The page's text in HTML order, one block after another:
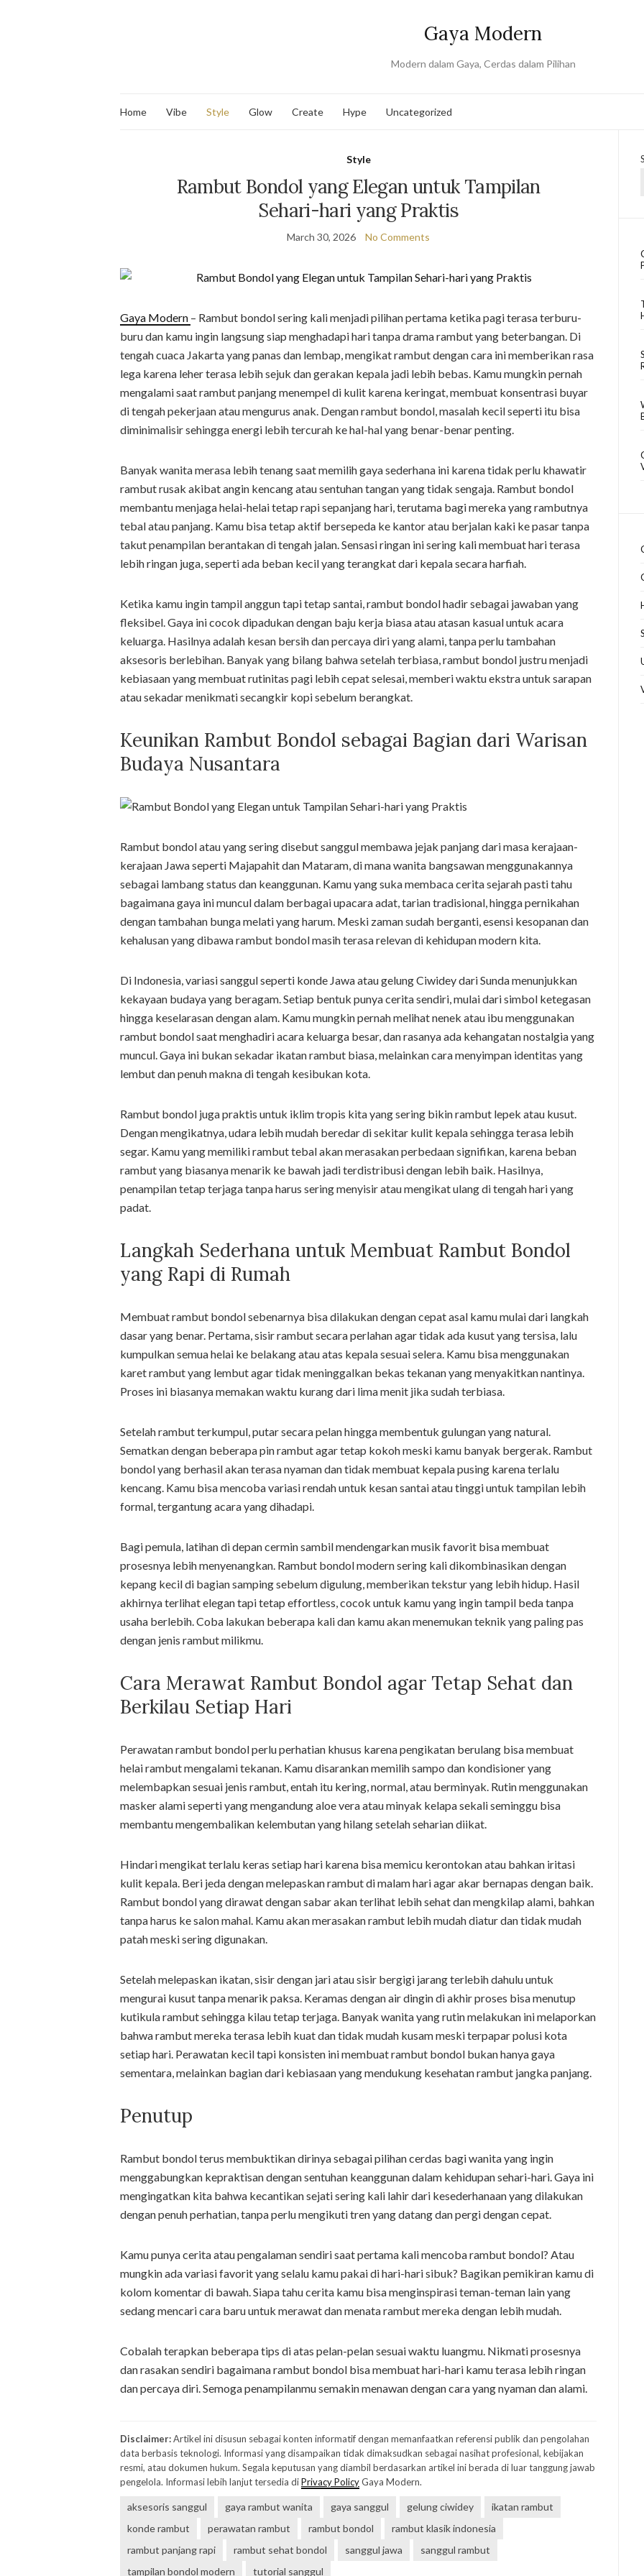
Gaya Modern
Modern dalam Gaya, Cerdas dalam Pilihan
Home Vibe Style Glow Create Hype Uncategorized
Style
Rambut Bondol yang Elegan untuk Tampilan
Sehari-hari yang Praktis
March 30, 2026 No Comments
Gaya Modern – Rambut bondol sering kali menjadi pilihan pertama ketika pagi terasa terburu-
buru dan kamu ingin langsung siap menghadapi hari tanpa drama rambut yang beterbangan. Di
tengah cuaca Jakarta yang panas dan lembap, mengikat rambut dengan cara ini memberikan rasa
lega karena leher terasa lebih sejuk dan gerakan kepala jadi lebih bebas. Kamu mungkin pernah
mengalami saat rambut panjang menempel di kulit karena keringat, membuat konsentrasi buyar
di tengah pekerjaan atau mengurus anak. Dengan rambut bondol, masalah kecil seperti itu bisa
diminimalisir sehingga energi lebih tercurah ke hal-hal yang benar-benar penting.
Banyak wanita merasa lebih tenang saat memilih gaya sederhana ini karena tidak perlu khawatir
rambut rusak akibat angin kencang atau sentuhan tangan yang tidak sengaja. Rambut bondol
membantu menjaga helai-helai tetap rapi sepanjang hari, terutama bagi mereka yang rambutnya
tebal atau panjang. Kamu bisa tetap aktif bersepeda ke kantor atau berjalan kaki ke pasar tanpa
takut penampilan berantakan di tengah jalan. Sensasi ringan ini sering kali membuat hari terasa
lebih ringan juga, seperti ada beban kecil yang terangkat dari kepala secara harfiah.
Ketika kamu ingin tampil anggun tapi tetap santai, rambut bondol hadir sebagai jawaban yang
fleksibel. Gaya ini cocok dipadukan dengan baju kerja biasa atau atasan kasual untuk acara
keluarga. Hasilnya adalah kesan bersih dan percaya diri yang alami, tanpa perlu tambahan
aksesoris berlebihan. Banyak yang bilang bahwa setelah terbiasa, rambut bondol justru menjadi
kebiasaan yang membuat rutinitas pagi lebih cepat selesai, memberi waktu ekstra untuk sarapan
atau sekadar menikmati secangkir kopi sebelum berangkat.
Keunikan Rambut Bondol sebagai Bagian dari Warisan
Budaya Nusantara
Rambut bondol atau yang sering disebut sanggul membawa jejak panjang dari masa kerajaan-
kerajaan Jawa seperti Majapahit dan Mataram, di mana wanita bangsawan menggunakannya
sebagai lambang status dan keanggunan. Kamu yang suka membaca cerita sejarah pasti tahu
bagaimana gaya ini muncul dalam berbagai upacara adat, tarian tradisional, hingga pernikahan
dengan tambahan bunga melati yang harum. Meski zaman sudah berganti, esensi kesopanan dan
kehalusan yang dibawa rambut bondol masih terasa relevan di kehidupan modern kita.
Di Indonesia, variasi sanggul seperti konde Jawa atau gelung Ciwidey dari Sunda menunjukkan
kekayaan budaya yang beragam. Setiap bentuk punya cerita sendiri, mulai dari simbol ketegasan
hingga keselarasan dengan alam. Kamu mungkin pernah melihat nenek atau ibu menggunakan
rambut bondol saat menghadiri acara keluarga besar, dan rasanya ada kehangatan nostalgia yang
muncul. Gaya ini bukan sekadar ikatan rambut biasa, melainkan cara menyimpan identitas yang
lembut dan penuh makna di tengah kesibukan kota.
Rambut bondol juga praktis untuk iklim tropis kita yang sering bikin rambut lepek atau kusut.
Dengan mengikatnya, udara lebih mudah beredar di sekitar kulit kepala sehingga terasa lebih
segar. Kamu yang memiliki rambut tebal akan merasakan perbedaan signifikan, karena beban
rambut yang biasanya menarik ke bawah jadi terdistribusi dengan lebih baik. Hasilnya,
penampilan tetap terjaga tanpa harus sering menyisir atau mengikat ulang di tengah hari yang
padat.
Langkah Sederhana untuk Membuat Rambut Bondol
yang Rapi di Rumah
Membuat rambut bondol sebenarnya bisa dilakukan dengan cepat asal kamu mulai dari langkah
dasar yang benar. Pertama, sisir rambut secara perlahan agar tidak ada kusut yang tersisa, lalu
kumpulkan semua helai ke belakang atau atas kepala sesuai selera. Kamu bisa menggunakan
karet rambut yang lembut agar tidak meninggalkan bekas tekanan yang menyakitkan nantinya.
Proses ini biasanya memakan waktu kurang dari lima menit jika sudah terbiasa.
Setelah rambut terkumpul, putar secara pelan hingga membentuk gulungan yang natural.
Sematkan dengan beberapa pin rambut agar tetap kokoh meski kamu banyak bergerak. Rambut
bondol yang berhasil akan terasa nyaman dan tidak membuat kepala pusing karena terlalu
kencang. Kamu bisa mencoba variasi rendah untuk kesan santai atau tinggi untuk tampilan lebih
formal, tergantung acara yang dihadapi.
Bagi pemula, latihan di depan cermin sambil mendengarkan musik favorit bisa membuat
prosesnya lebih menyenangkan. Rambut bondol modern sering kali dikombinasikan dengan
kepang kecil di bagian samping sebelum digulung, memberikan tekstur yang lebih hidup. Hasil
akhirnya terlihat elegan tapi tetap effortless, cocok untuk kamu yang ingin tampil beda tanpa
usaha berlebih. Coba lakukan beberapa kali dan kamu akan menemukan teknik yang paling pas
dengan jenis rambut milikmu.
Cara Merawat Rambut Bondol agar Tetap Sehat dan
Berkilau Setiap Hari
Perawatan rambut bondol perlu perhatian khusus karena pengikatan berulang bisa membuat
helai rambut mengalami tekanan. Kamu disarankan memilih sampo dan kondisioner yang
melembapkan sesuai jenis rambut, entah itu kering, normal, atau berminyak. Rutin menggunakan
masker alami seperti yang mengandung aloe vera atau minyak kelapa sekali seminggu bisa
membantu mengembalikan kelembutan yang hilang setelah seharian diikat.
Hindari mengikat terlalu keras setiap hari karena bisa memicu kerontokan atau bahkan iritasi
kulit kepala. Beri jeda dengan melepaskan rambut di malam hari agar akar bernapas dengan baik.
Rambut bondol yang dirawat dengan sabar akan terlihat lebih sehat dan mengkilap alami, bahkan
tanpa harus ke salon mahal. Kamu akan merasakan rambut lebih mudah diatur dan tidak mudah
patah meski sering digunakan.
Setelah melepaskan ikatan, sisir dengan jari atau sisir bergigi jarang terlebih dahulu untuk
mengurai kusut tanpa menarik paksa. Keramas dengan air dingin di akhir proses bisa menutup
kutikula rambut sehingga kilau tetap terjaga. Banyak wanita yang rutin melakukan ini melaporkan
bahwa rambut mereka terasa lebih kuat dan tidak mudah kusam meski terpapar polusi kota
setiap hari. Perawatan kecil tapi konsisten ini membuat rambut bondol bukan hanya gaya
sementara, melainkan bagian dari kebiasaan yang mendukung kesehatan rambut jangka panjang.
Penutup
Rambut bondol terus membuktikan dirinya sebagai pilihan cerdas bagi wanita yang ingin
menggabungkan kepraktisan dengan sentuhan keanggunan dalam kehidupan sehari-hari. Gaya ini
mengingatkan kita bahwa kecantikan sejati sering kali lahir dari kesederhanaan yang dilakukan
dengan penuh perhatian, tanpa perlu mengikuti tren yang datang dan pergi dengan cepat.
Kamu punya cerita atau pengalaman sendiri saat pertama kali mencoba rambut bondol? Atau
mungkin ada variasi favorit yang selalu kamu pakai di hari-hari sibuk? Bagikan pemikiran kamu di
kolom komentar di bawah. Siapa tahu cerita kamu bisa menginspirasi teman-teman lain yang
sedang mencari cara baru untuk merawat dan menata rambut mereka dengan lebih mudah.
Cobalah terapkan beberapa tips di atas pelan-pelan sesuai waktu luangmu. Nikmati prosesnya
dan rasakan sendiri bagaimana rambut bondol bisa membuat hari-hari kamu terasa lebih ringan
dan percaya diri. Semoga penampilanmu semakin menawan dengan cara yang nyaman dan alami.
Disclaimer:Artikel ini disusun sebagai konten informatif dengan memanfaatkan referensi publik dan pengolahan
data berbasis teknologi. Informasi yang disampaikan tidak dimaksudkan sebagai nasihat profesional, kebijakan
resmi, atau dokumen hukum. Segala keputusan yang diambil berdasarkan artikel ini berada di luar tanggung jawab
pengelola. Informasi lebih lanjut tersedia diPrivacy PolicyGaya Modern.
aksesoris sanggul gaya rambut wanita gaya sanggul gelung ciwidey
ikatan rambut
konde rambut
perawatan rambut rambut bondol
rambut klasik indonesia
rambut panjang rapi
rambut sehat bondol sanggul jawa
sanggul rambut
tampilan bondol modern
tutorial sanggul